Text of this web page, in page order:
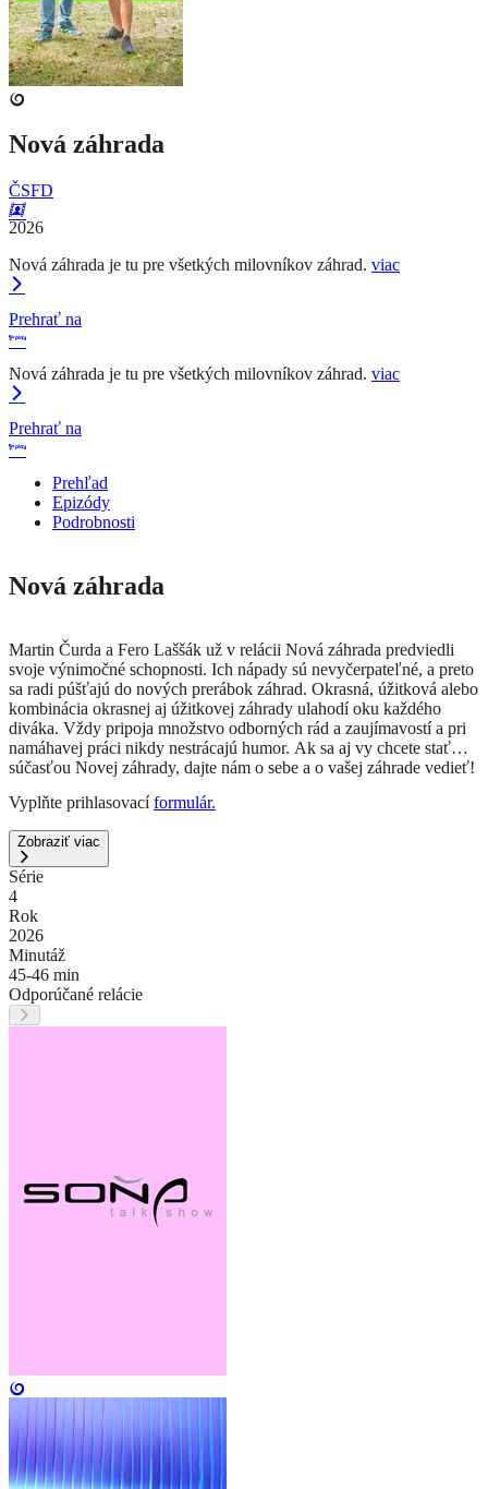
Nová záhrada
ČSFD
2026
Nová záhrada je tu pre všetkých milovníkov záhrad. viac
Prehrať na
Nová záhrada je tu pre všetkých milovníkov záhrad. viac
Prehrať na
Prehľad
Epizódy
Podrobnosti
Nová záhrada
Martin Čurda a Fero Laššák už v relácii Nová záhrada predviedli
svoje výnimočné schopnosti. Ich nápady sú nevyčerpateľné, a preto
sa radi púšťajú do nových prerábok záhrad. Okrasná, úžitková alebo
kombinácia okrasnej aj úžitkovej záhrady ulahodí oku každého
diváka. Vždy pripoja množstvo odborných rád a zaujímavostí a pri
namáhavej práci nikdy nestrácajú humor. Ak sa aj vy chcete stať
súčasťou Novej záhrady, dajte nám o sebe a o vašej záhrade vedieť!
Vyplňte prihlasovacíformulár.
Zobraziť viac
Série
4
Rok
2026
Minutáž
45-46 min
Odporúčané relácie